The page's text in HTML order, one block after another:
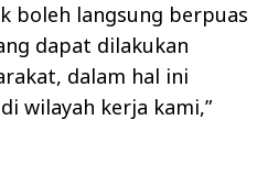
boleh langsung berpuas
dapat dilakukan
dalam hal ini
wilayah kerja kami,”